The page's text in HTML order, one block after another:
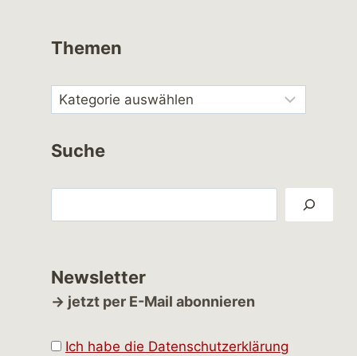
Themen
Suche
Newsletter
→ jetzt per E-Mail abonnieren
Ich habe die Datenschutzerklärung